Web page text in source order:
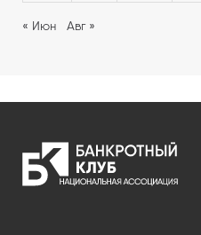
« Июн Авг »